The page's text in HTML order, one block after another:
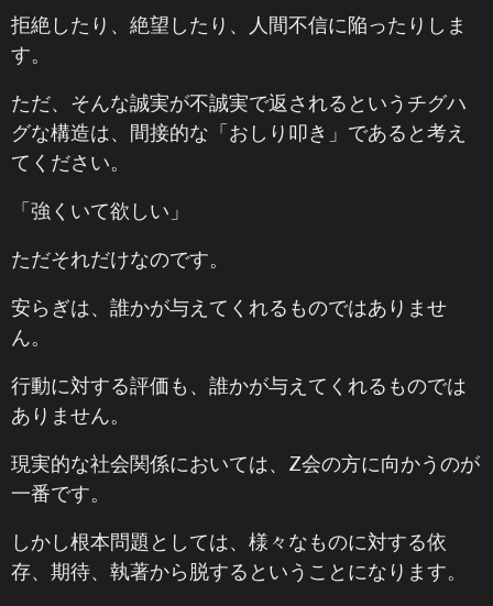
拒絶したり、絶望したり、人間不信に陥ったりしま
す。
ただ、そんな誠実が不誠実で返されるというチグハ
グな構造は、間接的な「おしり叩き」であると考え
てください。
「強くいて欲しい」
ただそれだけなのです。
安らぎは、誰かが与えてくれるものではありませ
ん。
行動に対する評価も、誰かが与えてくれるものでは
ありません。
現実的な社会関係においては、Z会の方に向かうのが
一番です。
しかし根本問題としては、様々なものに対する依
存、期待、執著から脱するということになります。